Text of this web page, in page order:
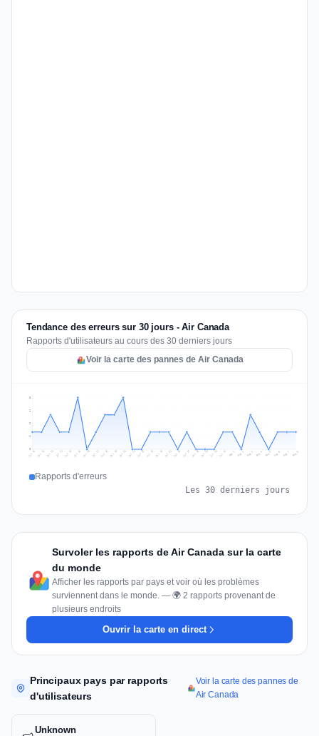
Tendance des erreurs sur 30 jours - Air Canada
Rapports d'utilisateurs au cours des 30 derniers jours
Voir la carte des pannes de Air Canada
1
2
2
3
Jul 10 Jul 11 Jul 12 Jul 13 Jul 14 Jul 15 Jul 16 Jul 17 Jul 18 Jul 19 Jul 20 Jul 21 Jul 22 Jul 23 Jul 24 Jul 25 Jul 26 Jul 27 Jul 28 Jul 29 Jul 30 Jul 31 Aug 1 Aug 2 Aug 3 Aug 4 Aug 5 Aug 6 Aug 7 Aug 8
Rapports d'erreurs
Les 30 derniers jours
Survoler les rapports de Air Canada sur la carte
du monde
Afficher les rapports par pays et voir où les problèmes
surviennent dans le monde. — 🌍 2 rapports provenant de
plusieurs endroits
Ouvrir la carte en direct
Principaux pays par rapports
d'utilisateurs
Voir la carte des pannes de
Air Canada
Unknown